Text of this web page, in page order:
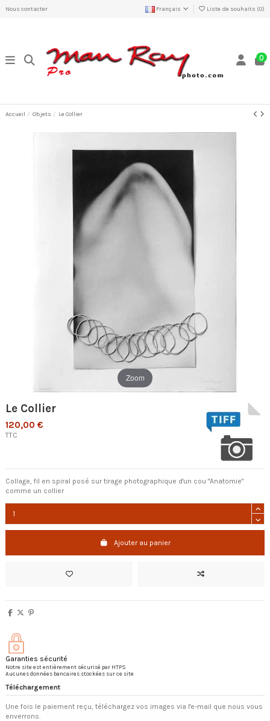
Nous contacter Français Liste de souhaits (0)
0
Accueil Objets Le Collier
Zoom
Le Collier
120,00 €
TTC
Collage, fil en spiral posé sur tirage photographique d'un cou "Anatomie"
comme un collier
Ajouter au panier
Garanties sécurité
Notre site est entièrement sécurisé par HTPS
Aucunes données bancaires stockées sur ce site
Téléchargement
Une fois le paiement reçu, téléchargez vos images via l'e-mail que nous vous
enverrons.